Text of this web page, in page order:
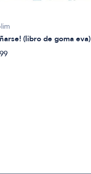
(libro de goma eva)